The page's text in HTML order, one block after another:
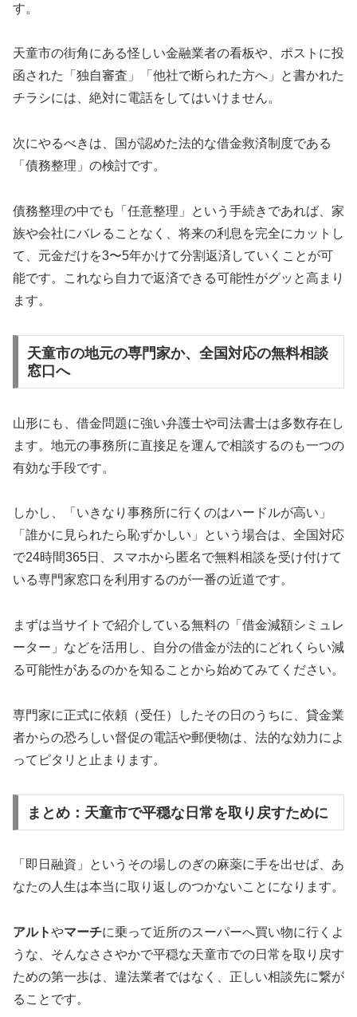
す。
天童市の街角にある怪しい金融業者の看板や、ポストに投
函された「独自審査」「他社で断られた方へ」と書かれた
チラシには、絶対に電話をしてはいけません。
次にやるべきは、国が認めた法的な借金救済制度である
「債務整理」の検討です。
債務整理の中でも「任意整理」という手続きであれば、家
族や会社にバレることなく、将来の利息を完全にカットし
て、元金だけを3〜5年かけて分割返済していくことが可
能です。これなら自力で返済できる可能性がグッと高まり
ます。
天童市の地元の専門家か、全国対応の無料相談
窓口へ
山形にも、借金問題に強い弁護士や司法書士は多数存在し
ます。地元の事務所に直接足を運んで相談するのも一つの
有効な手段です。
しかし、「いきなり事務所に行くのはハードルが高い」
「誰かに見られたら恥ずかしい」という場合は、全国対応
で24時間365日、スマホから匿名で無料相談を受け付けて
いる専門家窓口を利用するのが一番の近道です。
まずは当サイトで紹介している無料の「借金減額シミュレ
ーター」などを活用し、自分の借金が法的にどれくらい減
る可能性があるのかを知ることから始めてみてください。
専門家に正式に依頼（受任）したその日のうちに、貸金業
者からの恐ろしい督促の電話や郵便物は、法的な効力によ
ってピタリと止まります。
まとめ：天童市で平穏な日常を取り戻すために
「即日融資」というその場しのぎの麻薬に手を出せば、あ
なたの人生は本当に取り返しのつかないことになります。
アルトやマーチに乗って近所のスーパーへ買い物に行くよ
うな、そんなささやかで平穏な天童市での日常を取り戻す
ための第一歩は、違法業者ではなく、正しい相談先に繋が
ることです。